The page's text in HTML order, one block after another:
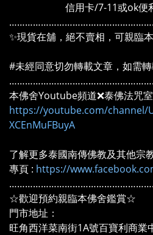
信用卡/7-11或ok便利
✨現貨在舖，絕不賣相，可親臨
#未經同意切勿轉載文章，如需轉
本佛舍Youtube頻道❌泰佛法咒
https://youtube.com/channel/
XCEnMuFBuyA
了解更多泰國南傳佛教及其他宗
專頁 : https://
☆歡迎預約親臨本佛舍鑑賞☆
門市地址：
旺角西洋菜南街1A號百寶利商業